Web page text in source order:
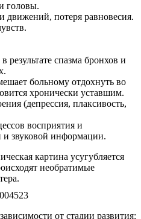
головы.
движений, потеря равновесия.
результате спазма бронхов и
больному отдохнуть во
хронически уставшим.
(депрессия, плаксивость,
восприятия и
и звуковой информации.
картина усугубляется
необратимые
от стадии развития: